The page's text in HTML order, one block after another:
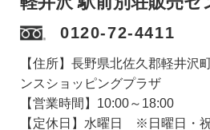
0120-72-4411
【住所】長野県北佐久郡軽井沢
ンスショッピングプラザ
【営業時間】10:00～18:00
【定休日】水曜日 ※日曜日・